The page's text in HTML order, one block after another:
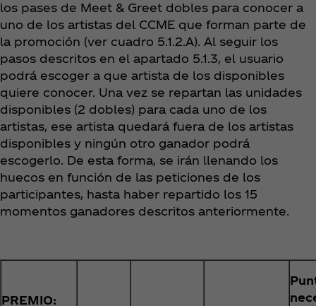
los pases de Meet & Greet dobles para conocer a
uno de los artistas del CCME que forman parte de
la promoción (ver cuadro 5.1.2.A). Al seguir los
pasos descritos en el apartado 5.1.3, el usuario
podrá escoger a que artista de los disponibles
quiere conocer. Una vez se repartan las unidades
disponibles (2 dobles) para cada uno de los
artistas, ese artista quedará fuera de los artistas
disponibles y ningún otro ganador podrá
escogerlo. De esta forma, se irán llenando los
huecos en función de las peticiones de los
participantes, hasta haber repartido los 15
momentos ganadores descritos anteriormente.
PREMIO: